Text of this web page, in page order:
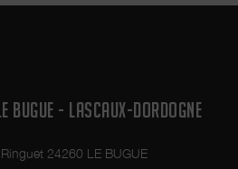
BUGUE - LASCAUX-DORDOGNE
24260 LE BUGUE